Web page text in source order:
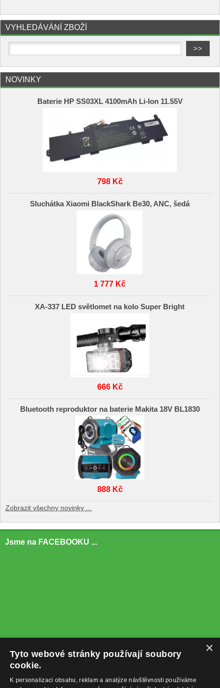
VYHLEDÁVÁNÍ ZBOŽÍ
NOVINKY
Baterie HP SS03XL 4100mAh Li-Ion 11.55V
798 Kč
Sluchátka Xiaomi BlackShark Be30, ANC, šedá
1 777 Kč
XA-337 LED světlomet na kolo Super Bright
666 Kč
Bluetooth reproduktor na baterie Makita 18V BL1830
888 Kč
Zobrazit všechny novinky ...
Jsme na FACEBOOKU ...
×
Tyto webové stránky používají soubory
cookie.
K personalizaci obsahu, reklam a analýze návštěvnosti používáme